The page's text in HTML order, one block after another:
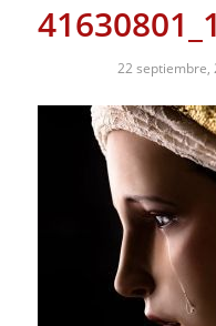
22 septiembre,